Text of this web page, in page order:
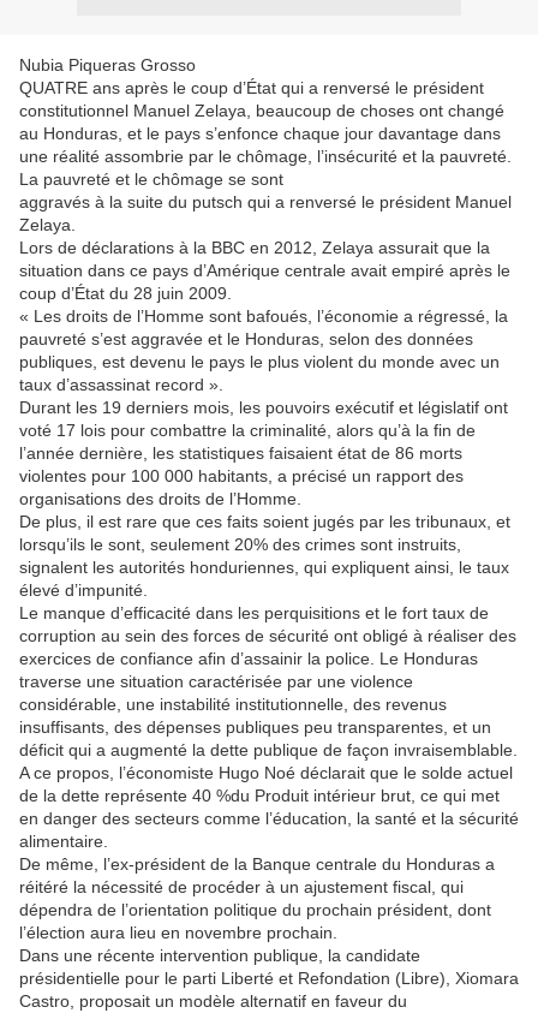
Nubia Piqueras Grosso
QUATRE ans après le coup d’État qui a renversé le président
constitutionnel Manuel Zelaya, beaucoup de choses ont changé
au Honduras, et le pays s’enfonce chaque jour davantage dans
une réalité assombrie par le chômage, l’insécurité et la pauvreté.
La pauvreté et le chômage se sont
aggravés à la suite du putsch qui a renversé le président Manuel
Zelaya.
Lors de déclarations à la BBC en 2012, Zelaya assurait que la
situation dans ce pays d’Amérique centrale avait empiré après le
coup d’État du 28 juin 2009.
« Les droits de l’Homme sont bafoués, l’économie a régressé, la
pauvreté s’est aggravée et le Honduras, selon des données
publiques, est devenu le pays le plus violent du monde avec un
taux d’assassinat record ».
Durant les 19 derniers mois, les pouvoirs exécutif et législatif ont
voté 17 lois pour combattre la criminalité, alors qu’à la fin de
l’année dernière, les statistiques faisaient état de 86 morts
violentes pour 100 000 habitants, a précisé un rapport des
organisations des droits de l’Homme.
De plus, il est rare que ces faits soient jugés par les tribunaux, et
lorsqu’ils le sont, seulement 20% des crimes sont instruits,
signalent les autorités honduriennes, qui expliquent ainsi, le taux
élevé d’impunité.
Le manque d’efficacité dans les perquisitions et le fort taux de
corruption au sein des forces de sécurité ont obligé à réaliser des
exercices de confiance afin d’assainir la police. Le Honduras
traverse une situation caractérisée par une violence
considérable, une instabilité institutionnelle, des revenus
insuffisants, des dépenses publiques peu transparentes, et un
déficit qui a augmenté la dette publique de façon invraisemblable.
A ce propos, l’économiste Hugo Noé déclarait que le solde actuel
de la dette représente 40 %du Produit intérieur brut, ce qui met
en danger des secteurs comme l’éducation, la santé et la sécurité
alimentaire.
De même, l’ex-président de la Banque centrale du Honduras a
réitéré la nécessité de procéder à un ajustement fiscal, qui
dépendra de l’orientation politique du prochain président, dont
l’élection aura lieu en novembre prochain.
Dans une récente intervention publique, la candidate
présidentielle pour le parti Liberté et Refondation (Libre), Xiomara
Castro, proposait un modèle alternatif en faveur du